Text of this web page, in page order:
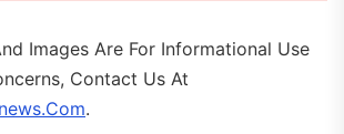
Images Are For Informational Use
Contact Us At
.